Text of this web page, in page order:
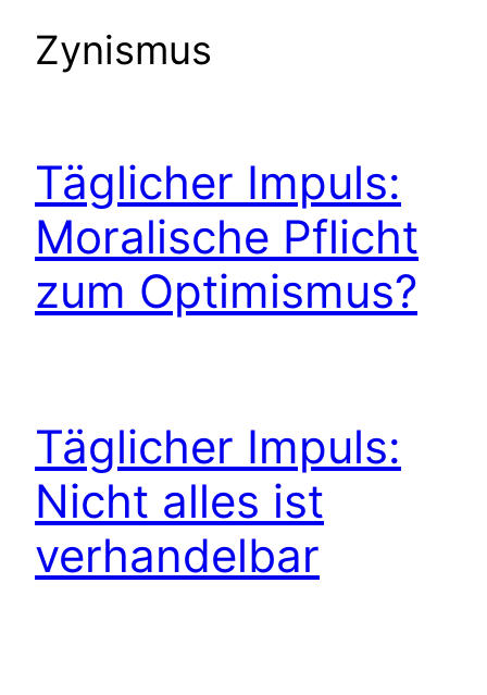
Zynismus
Täglicher Impuls:
Moralische Pflicht
zum Optimismus?
Täglicher Impuls:
Nicht alles ist
verhandelbar